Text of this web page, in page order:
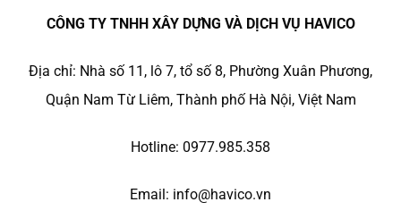
CÔNG TY TNHH XÂY DỰNG VÀ DỊCH VỤ HAVICO
Địa chỉ: Nhà số 11, lô 7, tổ số 8, Phường Xuân Phương,
Quận Nam Từ Liêm, Thành phố Hà Nội, Việt Nam
Hotline: 0977.985.358
Email: info@havico.vn